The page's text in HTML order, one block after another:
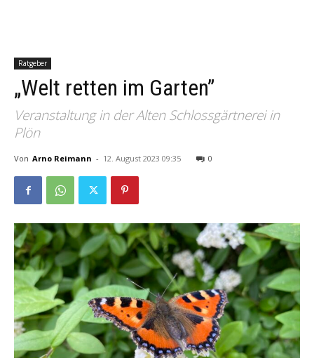
Ratgeber
„Welt retten im Garten”
Veranstaltung in der Alten Schlossgärtnerei in
Plön
Von Arno Reimann - 12. August 2023 09:35 0